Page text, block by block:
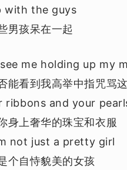
with the guys
男孩呆在一起
me holding up my
能看到我高举中指咒骂
ribbons and your
身上奢华的珠宝和衣服
not just a pretty girl
个自恃貌美的女孩